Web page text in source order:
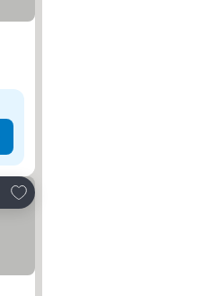
Lisää suosikkeihin